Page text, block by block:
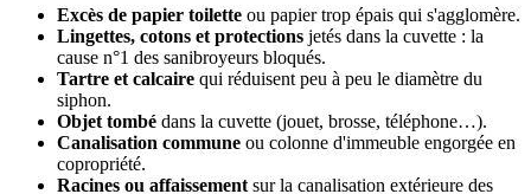
Excès de papier toilette ou papier trop épais qui s'agglomère.
Lingettes, cotons et protections jetés dans la cuvette : la
cause n°1 des sanibroyeurs bloqués.
Tartre et calcaire qui réduisent peu à peu le diamètre du
siphon.
Objet tombé dans la cuvette (jouet, brosse, téléphone…).
Canalisation commune ou colonne d'immeuble engorgée en
copropriété.
Racines ou affaissement sur la canalisation extérieure des